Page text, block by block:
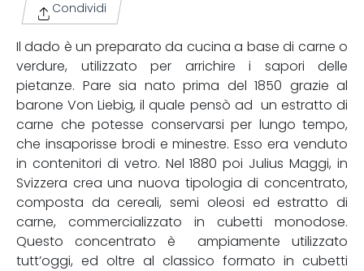
Condividi
Il dado è un preparato da cucina a base di carne o
verdure, utilizzato per arrichire i sapori delle
pietanze. Pare sia nato prima del 1850 grazie al
barone Von Liebig, il quale pensò ad un estratto di
carne che potesse conservarsi per lungo tempo,
che insaporisse brodi e minestre. Esso era venduto
in contenitori di vetro. Nel 1880 poi Julius Maggi, in
Svizzera crea una nuova tipologia di concentrato,
composta da cereali, semi oleosi ed estratto di
carne, commercializzato in cubetti monodose.
Questo concentrato è ampiamente utilizzato
tutt’oggi, ed oltre al classico formato in cubetti